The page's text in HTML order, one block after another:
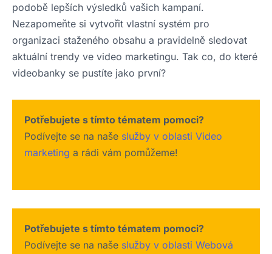
podobě lepších výsledků vašich kampaní.
Nezapomeňte si vytvořit vlastní systém pro
organizaci staženého obsahu a pravidelně sledovat
aktuální trendy ve video marketingu. Tak co, do které
videobanky se pustíte jako první?
Potřebujete s tímto tématem pomoci?
Podívejte se na naše služby v oblasti Video
marketing a rádi vám pomůžeme!
Potřebujete s tímto tématem pomoci?
Podívejte se na naše služby v oblasti Webová